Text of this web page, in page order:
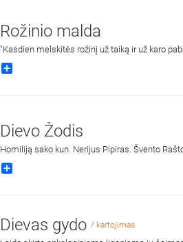
Rožinio malda
"Kasdien melskitės rožinį už taiką ir už karo
Share
Dievo Žodis
Homiliją sako kun. Nerijus Pipiras. Švento
Share
Dievas gydo / kartojimas